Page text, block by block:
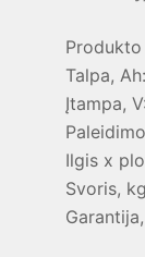
Talpa, Ah:
Įtampa, V:
Ilgis x
Svoris,